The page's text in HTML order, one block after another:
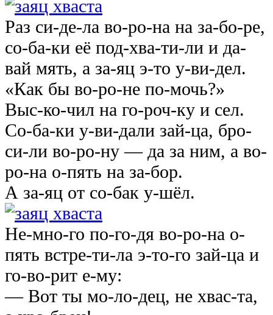
Раз си-де-ла во-ро-на на за-бо-ре,
со-ба-ки её под-хва-ти-ли и да-
вай мять, а за-яц э-то у-ви-дел.
«Как бы во-ро-не по-мочь?»
Выс-ко-чил на го-роч-ку и сел.
Со-ба-ки у-ви-дали зай-ца, бро-
си-ли во-ро-ну — да за ним, а во-
ро-на о-пять на за-бор.
А за-яц от со-бак у-шёл.
Не-мно-го по-го-дя во-ро-на о-
пять встре-ти-ла э-то-го зай-ца и
го-во-рит е-му:
— Вот ты мо-ло-дец, не хвaс-та,